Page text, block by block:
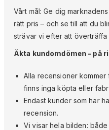
Vårt mål: Ge dig
rätt pris – och se till att du
strävar vi efter att överträffa
Äkta kundomdömen – på
Alla recensioner
finns inga köpta eller
Endast kunder som har
recension.
Vi visar hela bilden: